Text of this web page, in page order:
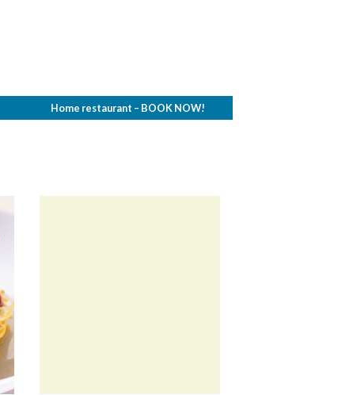
Home restaurant – BOOK NOW!